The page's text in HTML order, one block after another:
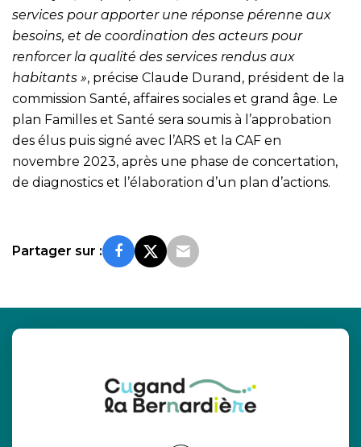
services pour apporter une réponse pérenne aux
besoins, et de coordination des acteurs pour
renforcer la qualité des services rendus aux
habitants », précise Claude Durand, président de la
commission Santé, affaires sociales et grand âge. Le
plan Familles et Santé sera soumis à l’approbation
des élus puis signé avec l’ARS et la CAF en
novembre 2023, après une phase de concertation,
de diagnostics et l’élaboration d’un plan d’actions.
Partager sur :